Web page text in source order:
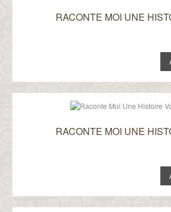
RACONTE MOI UNE
RACONTE MOI UNE